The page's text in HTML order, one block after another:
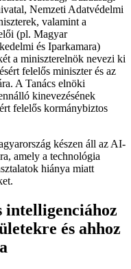
Nemzeti Adatvédelmi
valamint a
(pl. Magyar
és Iparkamara)
a miniszterelnök nevezi ki
felelős miniszter és az
A Tanács elnöki
kinevezésének
felelős kormánybiztos
készen áll az AI-
amely a technológia
hiánya miatt
intelligenciához
és ahhoz